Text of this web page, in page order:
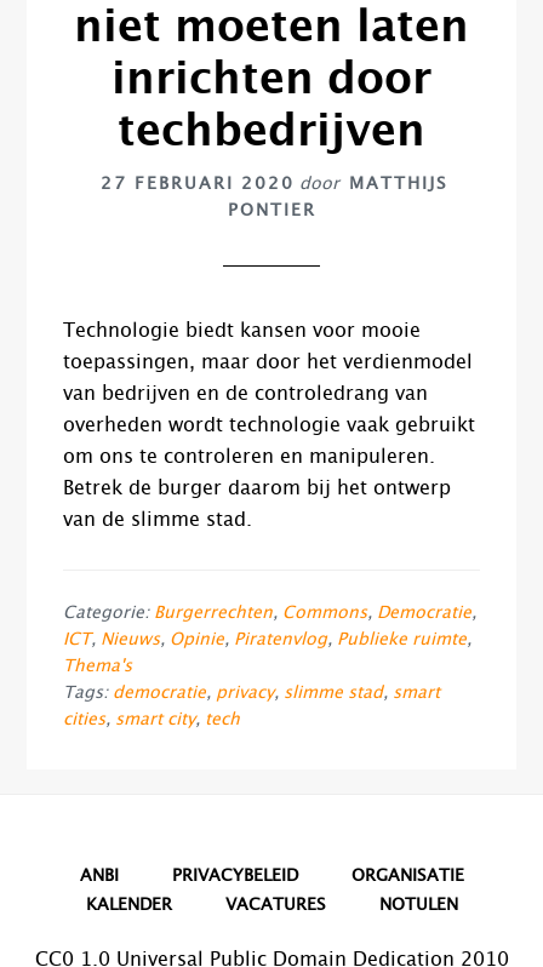
niet moeten laten
inrichten door
techbedrijven
27 FEBRUARI 2020 door MATTHIJS
PONTIER
Technologie biedt kansen voor mooie
toepassingen, maar door het verdienmodel
van bedrijven en de controledrang van
overheden wordt technologie vaak gebruikt
om ons te controleren en manipuleren.
Betrek de burger daarom bij het ontwerp
van de slimme stad.
Categorie: Burgerrechten, Commons, Democratie,
ICT, Nieuws, Opinie, Piratenvlog, Publieke ruimte,
Thema's
Tags: democratie, privacy, slimme stad, smart
cities, smart city, tech
ANBI PRIVACYBELEID
ORGANISATIE
KALENDER
VACATURES NOTULEN
CC0 1.0 Universal Public Domain Dedication 2010